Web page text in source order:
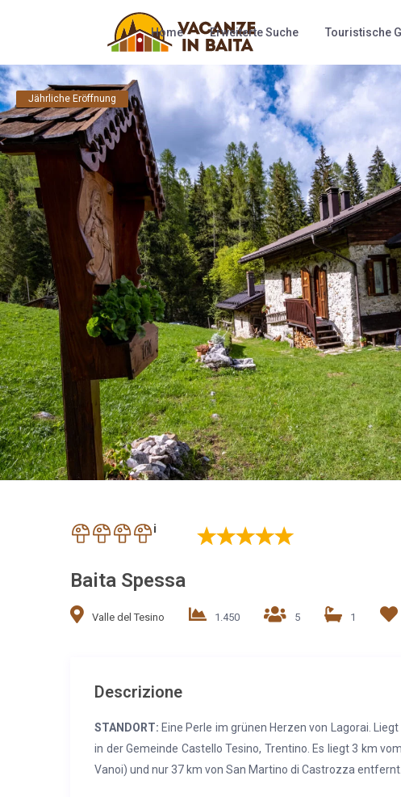
Home Erweiterte Suche Touristische
Jährliche Eröffnung
i
Baita Spessa
Valle del Tesino 1.450 5 1
Descrizione
STANDORT: Eine Perle im grünen Herzen von Lagorai.
in der Gemeinde Castello Tesino, Trentino. Es liegt 3 km
Vanoi) und nur 37 km von San Martino di Castrozza entfernt.